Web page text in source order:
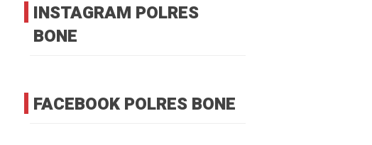
INSTAGRAM POLRES
BONE
FACEBOOK POLRES BONE